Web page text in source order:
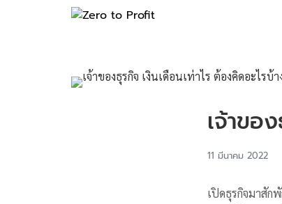
เจ้าขอ
11 มีนาคม 2022
เปิดธุรกิจมาสัก